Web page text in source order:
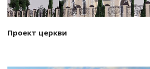
Проект церкви